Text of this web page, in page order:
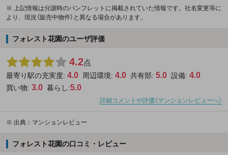
※ 上記情報は分譲時のパンフレットに掲載されていた情報です。社名変更等に
より、現況（販売中物件）と異なる場合があります。
フォレスト花園のユーザ評価
4.2点
最寄り駅の充実度: 4.0 周辺環境: 4.0 共有部: 5.0 設備: 4.0
買い物: 3.0 暮らし:5.0
詳細コメントや評価（マンションレビューへ）
※ 出典：マンションレビュー
フォレスト花園の口コミ・レビュー